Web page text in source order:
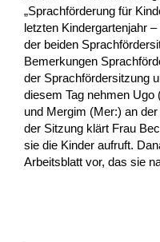
„Sprachförderung für
letzten Kindergartenjahr
der beiden
Bemerkungen
der Sprachfördersitzung
diesem Tag nehmen
und Mergim (Mer:) an
der Sitzung klärt Frau
sie die Kinder aufruft.
Arbeitsblatt vor, das sie